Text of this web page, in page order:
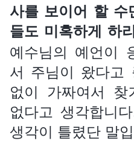
사를 보이어 할 수
들도 미혹하게 하
예수님의 예언이
서 주님이 왔다고
없이 가짜여서 찾
없다고 생각합니
생각이 틀렸단 말